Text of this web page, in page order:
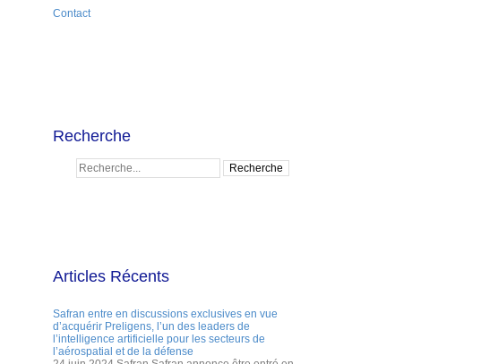
Contact
Recherche
Articles Récents
Safran entre en discussions exclusives en vue
d’acquérir Preligens, l’un des leaders de
l’intelligence artificielle pour les secteurs de
l’aérospatial et de la défense